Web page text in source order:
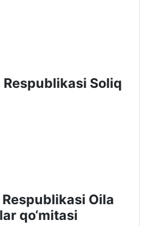
Respublikasi Soliq
Respublikasi Oila
qo‘mitasi